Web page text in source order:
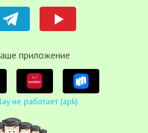
приложение
не работает (apk)